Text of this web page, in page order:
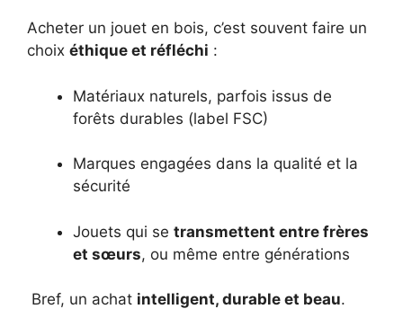
Acheter un jouet en bois, c’est souvent faire un
choix éthique et réfléchi :
Matériaux naturels, parfois issus de
forêts durables (label FSC)
Marques engagées dans la qualité et la
sécurité
Jouets qui se transmettent entre frères
et sœurs, ou même entre générations
️ Bref, un achat intelligent, durable et beau.